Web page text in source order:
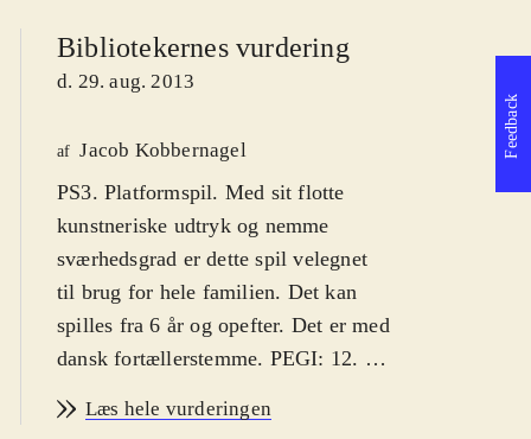
Bibliotekernes vurdering
d. 29. aug. 2013
af Jacob Kobbernagel
PS3. Platformspil. Med sit flotte
kunstneriske udtryk og nemme
sværhedsgrad er dette spil velegnet
til brug for hele familien. Det kan
spilles fra 6 år og opefter. Det er med
dansk fortællerstemme. PEGI: 12.
og sjæl til Månebjørnskongen, og han
Læs hele vurderingen
Feedback